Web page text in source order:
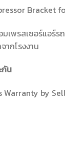
Bracket
เพรสเซอร์แอร์
ากโรงงาน
กัน
Warranty by